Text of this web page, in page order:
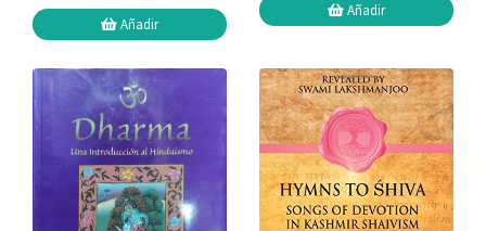
Añadir
Añadir